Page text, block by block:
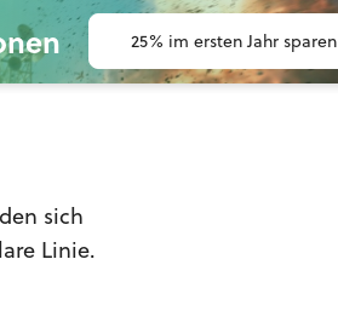
25% im ersten Jahr sparen
sich
Linie.